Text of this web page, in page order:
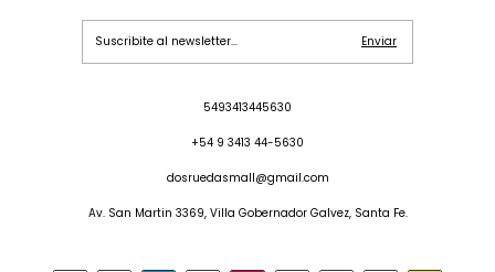
5493413445630
+54 9 3413 44-5630
dosruedasmall@gmail.com
Av. San Martin 3369, Villa Gobernador Galvez, Santa Fe.